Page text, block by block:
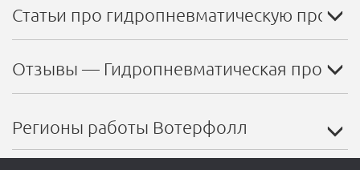
Статьи про гидропневматическую
Отзывы — Гидропневматическая
Регионы работы Вотерфолл